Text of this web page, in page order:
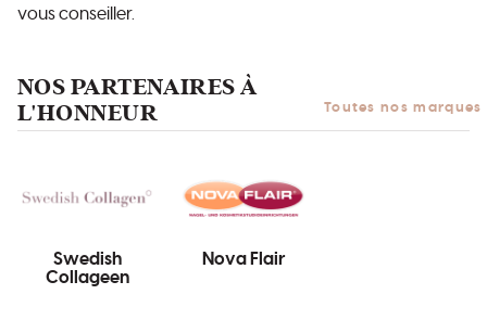
vous conseiller.
NOS PARTENAIRES À
L'HONNEUR
Toutes nos marques
Swedish
Collageen
Nova Flair